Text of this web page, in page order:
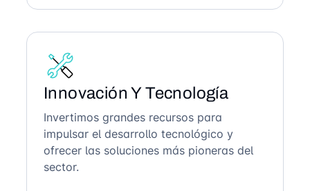
Innovación Y Tecnología
Invertimos grandes recursos para
impulsar el desarrollo tecnológico y
ofrecer las soluciones más pioneras del
sector.